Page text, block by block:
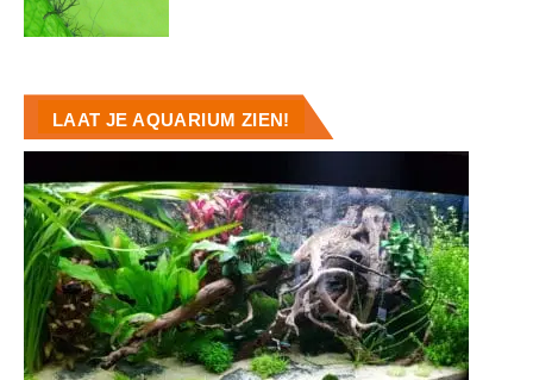
LAAT JE AQUARIUM ZIEN!